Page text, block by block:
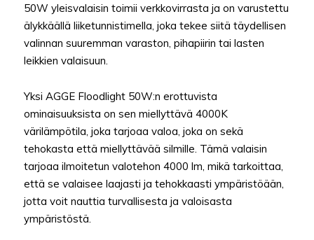
50W yleisvalaisin toimii verkkovirrasta ja on varustettu
älykkäällä liiketunnistimella, joka tekee siitä täydellisen
valinnan suuremman varaston, pihapiirin tai lasten
leikkien valaisuun.
Yksi AGGE Floodlight 50W:n erottuvista
ominaisuuksista on sen miellyttävä 4000K
värilämpötila, joka tarjoaa valoa, joka on sekä
tehokasta että miellyttävää silmille. Tämä valaisin
tarjoaa ilmoitetun valotehon 4000 lm, mikä tarkoittaa,
että se valaisee laajasti ja tehokkaasti ympäristöään,
jotta voit nauttia turvallisesta ja valoisasta
ympäristöstä.